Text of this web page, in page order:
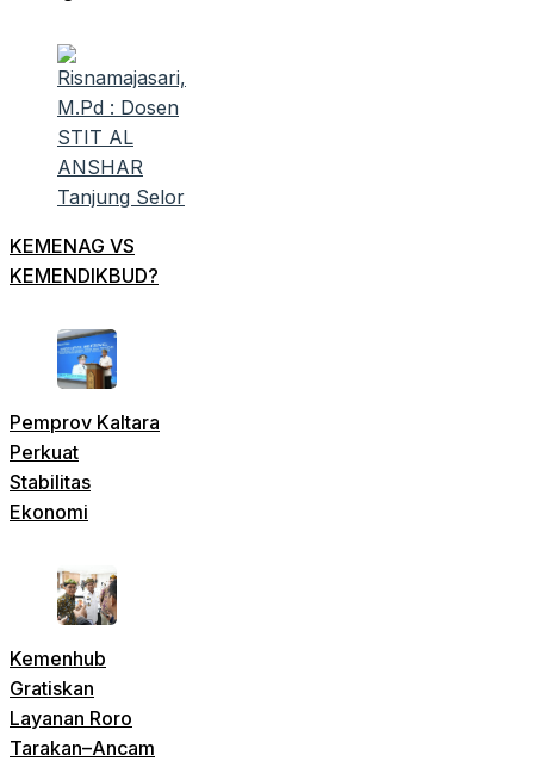
KEMENAG VS
KEMENDIKBUD?
Pemprov Kaltara
Perkuat
Stabilitas
Ekonomi
Kemenhub
Gratiskan
Layanan Roro
Tarakan–Ancam